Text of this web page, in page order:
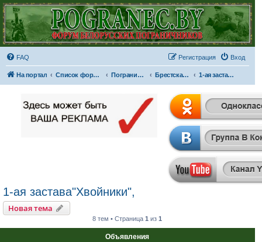
FAQ Вход
Регистрация
На портал Список форумов Пограничные отряды и части Брестская Краснознаменная пограничная группа имени Ф.Э. Дзержинского 1-ая застава"Хвойники",
1-ая застава"Хвойники",
Новая тема
8 тем • Страница1 из1
Объявления